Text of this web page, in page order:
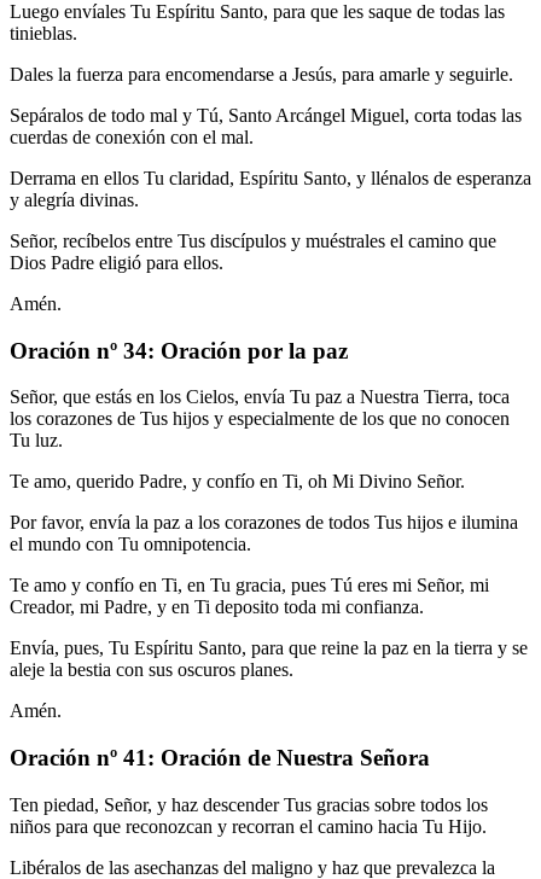
Luego envíales Tu Espíritu Santo, para que les saque de todas las
tinieblas.
Dales la fuerza para encomendarse a Jesús, para amarle y seguirle.
Sepáralos de todo mal y Tú, Santo Arcángel Miguel, corta todas las
cuerdas de conexión con el mal.
Derrama en ellos Tu claridad, Espíritu Santo, y llénalos de esperanza
y alegría divinas.
Señor, recíbelos entre Tus discípulos y muéstrales el camino que
Dios Padre eligió para ellos.
Amén.
Oración nº 34: Oración por la paz
Señor, que estás en los Cielos, envía Tu paz a Nuestra Tierra, toca
los corazones de Tus hijos y especialmente de los que no conocen
Tu luz.
Te amo, querido Padre, y confío en Ti, oh Mi Divino Señor.
Por favor, envía la paz a los corazones de todos Tus hijos e ilumina
el mundo con Tu omnipotencia.
Te amo y confío en Ti, en Tu gracia, pues Tú eres mi Señor, mi
Creador, mi Padre, y en Ti deposito toda mi confianza.
Envía, pues, Tu Espíritu Santo, para que reine la paz en la tierra y se
aleje la bestia con sus oscuros planes.
Amén.
Oración nº 41: Oración de Nuestra Señora
Ten piedad, Señor, y haz descender Tus gracias sobre todos los
niños para que reconozcan y recorran el camino hacia Tu Hijo.
Libéralos de las asechanzas del maligno y haz que prevalezca la